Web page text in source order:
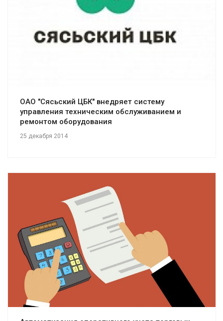
Смотреть проект
ОАО "Сясьский ЦБК" внедряет систему
управления техническим обслуживанием и
ремонтом оборудования
25 декабря 2014
Смотреть проект